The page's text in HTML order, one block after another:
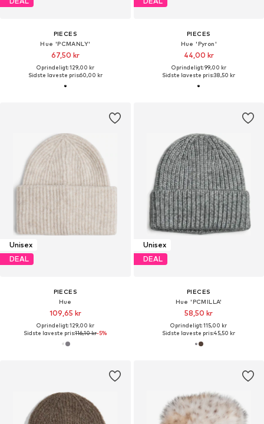
PIECES
Hue 'PCMANLY'
67,50 kr
Oprindeligt: 129,00 kr
Sidste laveste pris:60,00 kr
PIECES
Hue 'Pyron'
44,00 kr
Oprindeligt: 99,00 kr
Sidste laveste pris:38,50 kr
Unisex
DEAL
PIECES
Hue
109,65 kr
Oprindeligt: 129,00 kr
Sidste laveste pris:116,10 kr-5%
Unisex
DEAL
PIECES
Hue 'PCMILLA'
58,50 kr
Oprindeligt: 115,00 kr
Sidste laveste pris:45,50 kr